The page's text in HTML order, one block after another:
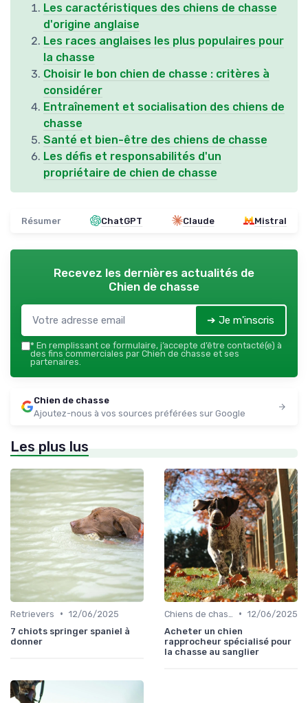
Les caractéristiques des chiens de chasse
d'origine anglaise
Les races anglaises les plus populaires pour
la chasse
Choisir le bon chien de chasse : critères à
considérer
Entraînement et socialisation des chiens de
chasse
Santé et bien-être des chiens de chasse
Les défis et responsabilités d'un
propriétaire de chien de chasse
Résumer ChatGPT Claude Mistral
Recevez les dernières actualités de
Chien de chasse
➔ Je m'inscris
* En remplissant ce formulaire, j’accepte d’être contacté(e) à
des fins commerciales par Chien de chasse et ses
partenaires.
Chien de chasse
Ajoutez-nous à vos sources préférées sur Google
Les plus lus
Retrievers • 12/06/2025
7 chiots springer spaniel à
donner
• 12/06/2025
Acheter un chien
rapprocheur spécialisé pour
la chasse au sanglier